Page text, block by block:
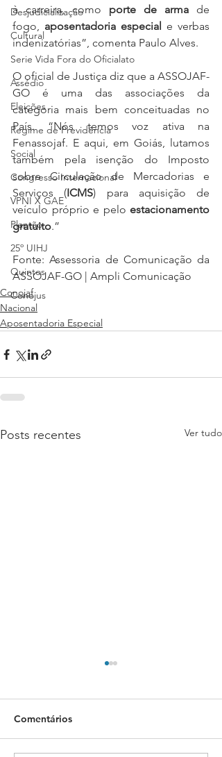
Desjudicialização
Cultural
Serie Vida Fora do Oficialato
Assédio
Eleições
Regime de Previdência
Social
Congresso Internacional
VPNI X GAE
Plantão
25º UIHJ
Quintos
Conojus
à carreira, como porte de arma de
fogo, aposentadoria especial e verbas
indenizatórias”, comenta Paulo Alves.
O oficial de Justiça diz que a ASSOJAF-
GO é uma das associações da
categoria mais bem conceituadas no
País. “Nós temos voz ativa na
Fenassojaf. E aqui, em Goiás, lutamos
também pela isenção do Imposto
sobre Circulação de Mercadorias e
Serviços (ICMS) para aquisição de
veículo próprio e pelo estacionamento
gratuito.”
Fonte: Assessoria de Comunicação da
ASSOJAF-GO | Ampli Comunicação
Conojaf
Nacional
Aposentadoria Especial
Posts recentes Ver tudo
Comentários